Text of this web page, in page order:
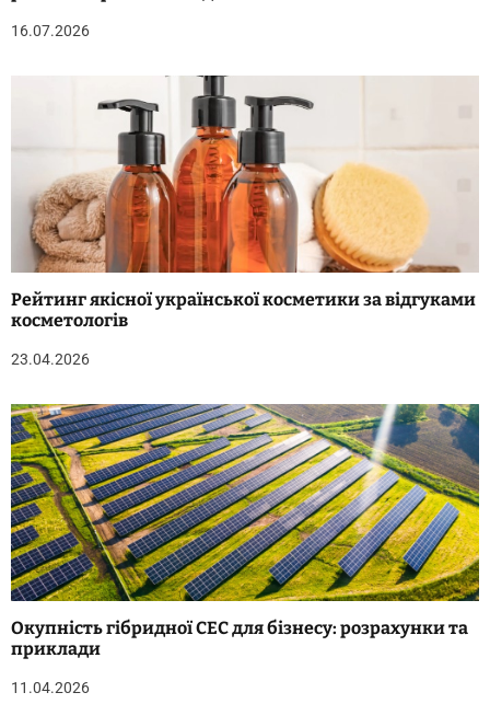
16.07.2026
Рейтинг якісної української косметики за відгуками
косметологів
23.04.2026
Окупність гібридної СЕС для бізнесу: розрахунки та
приклади
11.04.2026